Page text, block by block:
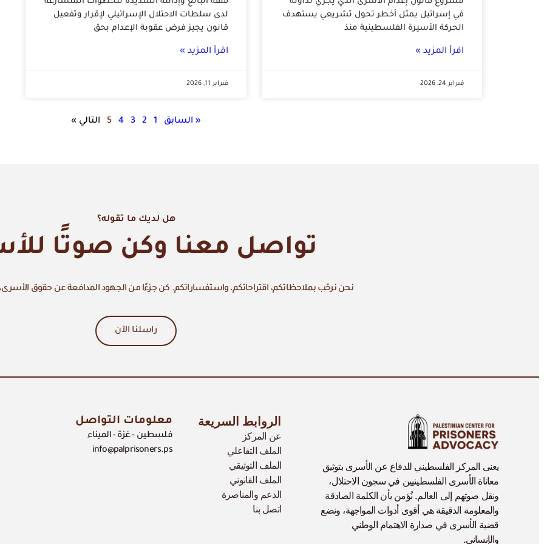
في إسرائيل يمثل أخطر تحول تشريعي يستهدف
الحركة الأسيرة الفلسطينية منذ
اقرأ المزيد »
فبراير 24, 2026
لدى سلطات الاحتلال الإسرائيلي لإقرار وتفعيل
قانون يجيز فرض عقوبة الإعدام بحق
اقرأ المزيد »
فبراير 11, 2026
« السابق 1
2
3
4
5 التالي »
هل لديك ما تقوله؟
تواصل معنا وكن صوتًا
نحن نرحّب بملاحظاتكم، اقتراحاتكم، واستفساراتكم. كن جزءًا من الجهود المدافعة عن حقوق
راسلنا الآن
يعنى المركز الفلسطيني للدفاع عن الأسرى بتوثيق
معاناة الأسرى الفلسطينيين في سجون الاحتلال،
ونقل صوتهم إلى العالم. نُؤمن بأن الكلمة الصادقة
والمعلومة الدقيقة هي أقوى أدوات المواجهة، ونضع
قضية الأسرى في صدارة الاهتمام الوطني
والإنساني.
الروابط السريعة
عن المركز
الملف التفاعلي
الملف التوثيقي
الملف القانوني
الدعم والمناصرة
اتصل بنا
معلومات التواصل
فلسطين - غزة - الميناء
info@palprisoners.ps